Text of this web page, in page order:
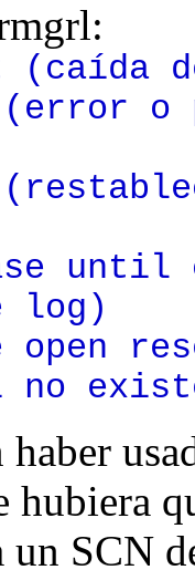
(caída
o
log)
open
hubiera
un SCN